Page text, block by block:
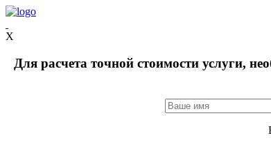
X
Для расчета точной стоимости услуги,